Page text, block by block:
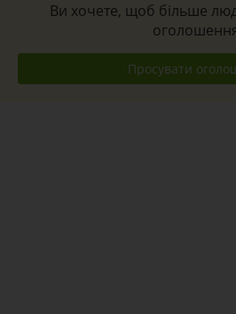
Ви хочете, щоб більше
Просувати